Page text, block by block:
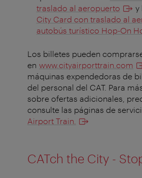
traslado al aeropuerto
y
City Card con traslado al
autobús turístico Hop-On
Los billetes pueden
en www.cityairporttrain.com
máquinas expendedoras de
del personal del CAT. Para
sobre ofertas adicionales,
consulte las páginas de
Airport Train.
CATch the City -